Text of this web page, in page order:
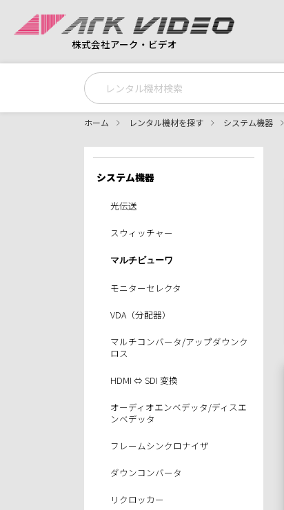
株式会社アーク・ビデオ
ホーム レンタル機材を探す システム機器
システム機器
光伝送
スウィッチャー
マルチビューワ
モニターセレクタ
VDA（分配器）
マルチコンバータ/アップダウンク
ロス
HDMI ⇔ SDI 変換
オーディオエンベデッタ/ディスエ
ンベデッタ
フレームシンクロナイザ
ダウンコンバータ
リクロッカー